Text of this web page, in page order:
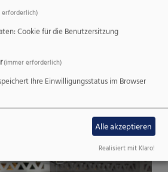
erforderlich)
Cookie für die Benutzersitzung
(immer erforderlich)
Ihre Einwilligungsstatus im Browser
Alle akzeptieren
Realisiert mit Klaro!